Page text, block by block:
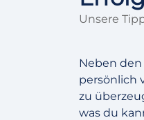
Unsere
Neben
persönlich
zu
was du